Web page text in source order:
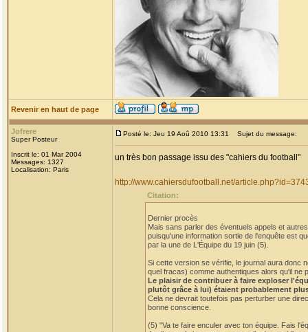
Revenir en haut de page
Jofrere
Super Posteur
Inscrit le: 01 Mar 2004
Messages: 1327
Localisation: Paris
Posté le: Jeu 19 Aoû 2010 13:31 Sujet du message:
un très bon passage issu des "cahiers du football"
http://www.cahiersdufootball.net/
Citation:
Dernier procès
Mais sans parler des éventuels appels et
puisqu'une information sortie de l'enquête est
par la une de L'Équipe du 19 juin (5).
Si cette version se vérifie, le journal aura donc
quel fracas) comme authentiques alors qu'il ne
Le plaisir de contribuer à faire exploser
plutôt grâce à lui) étaient probablement
Cela ne devrait toutefois pas perturber une
bonne conscience.
(5) "Va te faire enculer avec ton équipe. Fais